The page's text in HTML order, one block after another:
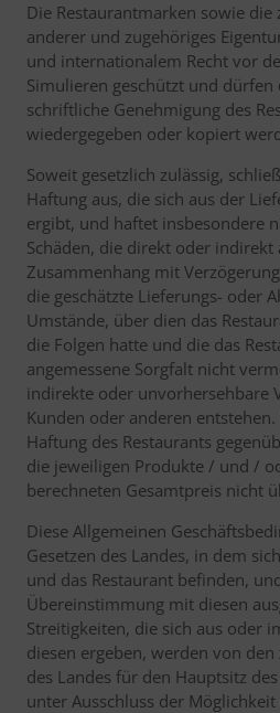
Die Restaurantmarken sowie die
anderer und zugehöriges
und internationalem Recht vor
Simulieren geschützt und
schriftliche Genehmigung des
wiedergegeben oder kopiert
Soweit gesetzlich zulässig,
Haftung aus, die sich aus der
ergibt, und haftet insbesondere
Schäden, die direkt oder indirekt
Zusammenhang mit
die geschätzte Lieferungs- oder
Umstände, über dien das
die Folgen hatte und die das
angemessene Sorgfalt nicht
indirekte oder unvorhersehbare
Kunden oder anderen
Haftung des Restaurants
die jeweiligen Produkte / und /
berechneten Gesamtpreis nicht
Diese Allgemeinen
Gesetzen des Landes, in dem
und das Restaurant befinden,
Übereinstimmung mit diesen
Streitigkeiten, die sich aus oder
diesen ergeben, werden von
des Landes für den Hauptsitz
unter Ausschluss der